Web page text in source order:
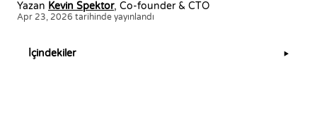
Yazan Kevin Spektor, Co-founder & CTO
Apr 23, 2026 tarihinde yayınlandı
İçindekiler ▶